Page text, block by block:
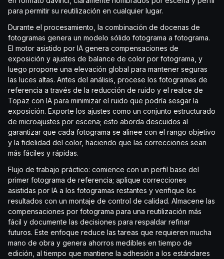
para permitir su reutilización en cualquier lugar.
Durante el procesamiento, la combinación de docenas de
fotogramas genera un modelo sólido fotograma a fotograma.
El motor asistido por IA genera compensaciones de
exposición y ajustes de balance de color por fotograma, y
luego propone una elevación global para mantener seguras
las luces altas. Antes del análisis, procese los fotogramas de
referencia a través de la reducción de ruido y el realce de
Topaz con IA para minimizar el ruido que podría sesgar la
exposición. Exporte los ajustes como un conjunto estructurado
de microajustes por escena; esto aborda descuidos al
garantizar que cada fotograma se alinee con el rango objetivo
y la fidelidad del color, haciendo que las correcciones sean
más fáciles y rápidas.
Flujo de trabajo práctico: comience con un perfil base del
primer fotograma de referencia; aplique correcciones
asistidas por IA a los fotogramas restantes y verifique los
resultados con un montaje de control de calidad. Almacene las
compensaciones por fotograma para una reutilización más
fácil y documente las decisiones para respaldar refinar
futuros. Este enfoque reduce las tareas que requieren mucha
mano de obra y genera ahorros medibles en tiempo de
edición, al tiempo que mantiene la adhesión a los estándares